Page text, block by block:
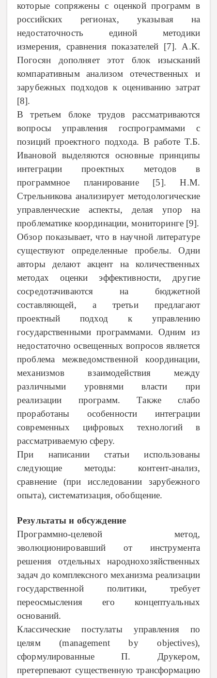
которые сопряжены с оценкой программ в
российских регионах, указывая на
недостаточность единой методики
измерения, сравнения показателей [7]. А.К.
Погосян дополняет этот блок изысканий
компаративным анализом отечественных и
зарубежных подходов к оцениванию затрат
[8].
В третьем блоке трудов рассматриваются
вопросы управления госпрограммами с
позиций проектного подхода. В работе Т.Б.
Ивановой выделяются основные принципы
интеграции проектных методов в
программное планирование [5]. Н.М.
Стрельникова анализирует методологические
управленческие аспекты, делая упор на
проблематике координации, мониторинге [9].
Обзор показывает, что в научной литературе
существуют определенные пробелы. Одни
авторы делают акцент на количественных
методах оценки эффективности, другие
сосредотачиваются на бюджетной
составляющей, а третьи предлагают
проектный подход к управлению
государственными программами. Одним из
недостаточно освещенных вопросов является
проблема межведомственной координации,
механизмов взаимодействия между
различными уровнями власти при
реализации программ. Также слабо
проработаны особенности интеграции
современных цифровых технологий в
рассматриваемую сферу.
При написании статьи использованы
следующие методы: контент-анализ,
сравнение (при исследовании зарубежного
опыта), систематизация, обобщение.
Результаты и обсуждение
Программно-целевой метод,
эволюционировавший от инструмента
решения отдельных народнохозяйственных
задач до комплексного механизма реализации
государственной политики, требует
переосмысления его концептуальных
оснований.
Классические постулаты управления по
целям (management by objectives),
сформулированные П. Друкером,
претерпевают существенную трансформацию